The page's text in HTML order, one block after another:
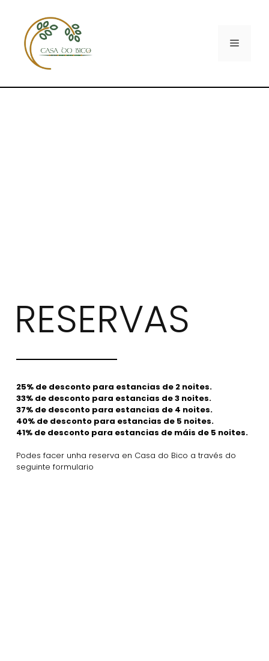
RESERVAS
25% de desconto para estancias de 2 noites.
33% de desconto para estancias de 3 noites.
37% de desconto para estancias de 4 noites.
40% de desconto para estancias de 5 noites.
41% de desconto para estancias de máis de 5 noites.
Podes facer unha reserva en Casa do Bico a través do
seguinte formulario